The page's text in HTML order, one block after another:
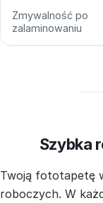
Zmywalność po
zalaminowaniu
Szybka
Twoją fototapetę
roboczych. W